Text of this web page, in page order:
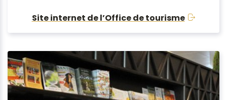
Site internet de l’Office de tourisme